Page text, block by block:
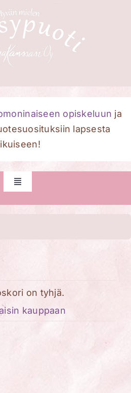
opiskeluun ja
lapsesta
Toggle
on tyhjä.
kauppaan